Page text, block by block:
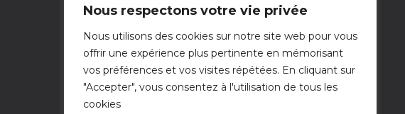
Nous respectons votre vie privée
Nous utilisons des cookies sur notre site web pour vous
offrir une expérience plus pertinente en mémorisant
vos préférences et vos visites répétées. En cliquant sur
"Accepter", vous consentez à l'utilisation de tous les
cookies
Nous contacter
Nous écrire